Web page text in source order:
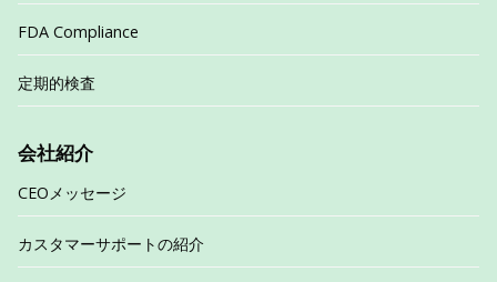
FDA Compliance
定期的検査
会社紹介
CEOメッセージ
カスタマーサポートの紹介